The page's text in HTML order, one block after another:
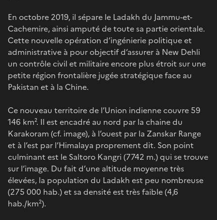
En octobre 2019, il sépare le Ladakh du Jammu-et-
Cachemire, ainsi amputé de toute sa partie orientale.
Cette nouvelle opération d’ingénierie politique et
administrative à pour objectif d’assurer à New Dehli
un contrôle civil et militaire encore plus étroit sur une
petite région frontalière jugée stratégique face au
Pakistan et à la Chine.
Ce nouveau territoire de l’Union indienne couvre 59
146 km². Il est encadré au nord par la chaine du
Karakoram (cf. image), à l’ouest par la Zanskar Range
et à l’est par l’Himalaya proprement dit. Son point
culminant est le Saltoro Kangri (7742 m.) qui se trouve
sur l’image. Du fait d’une altitude moyenne très
élevées, la population du Ladakh est peu nombreuse
(275 000 hab.) et sa densité est très faible (4,6
hab./km²).